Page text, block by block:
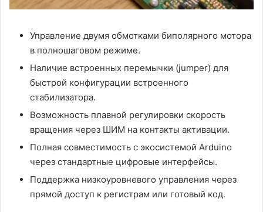
Управление двумя обмотками биполярного мотора
в полношаговом режиме.
Наличие встроенных перемычки (jumper) для
быстрой конфигурации встроенного
стабилизатора.
Возможность плавной регулировки скорость
вращения через ШИМ на контакты активации.
Полная совместимость с экосистемой Arduino
через стандартные цифровые интерфейсы.
Поддержка низкоуровневого управления через
прямой доступ к регистрам или готовый код.